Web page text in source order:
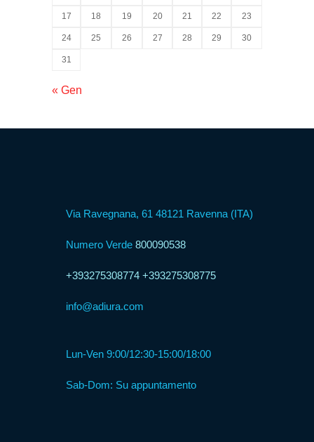
17 18 19 20 21 22 23
24 25 26 27 28 29 30
31
« Gen
Via Ravegnana, 61 48121 Ravenna (ITA)
Numero Verde 800090538
+393275308774 +393275308775
info@adiura.com
Lun-Ven 9:00/12:30-15:00/18:00
Sab-Dom: Su appuntamento
Consulenza
Psicologica
Servizio
Assistenza